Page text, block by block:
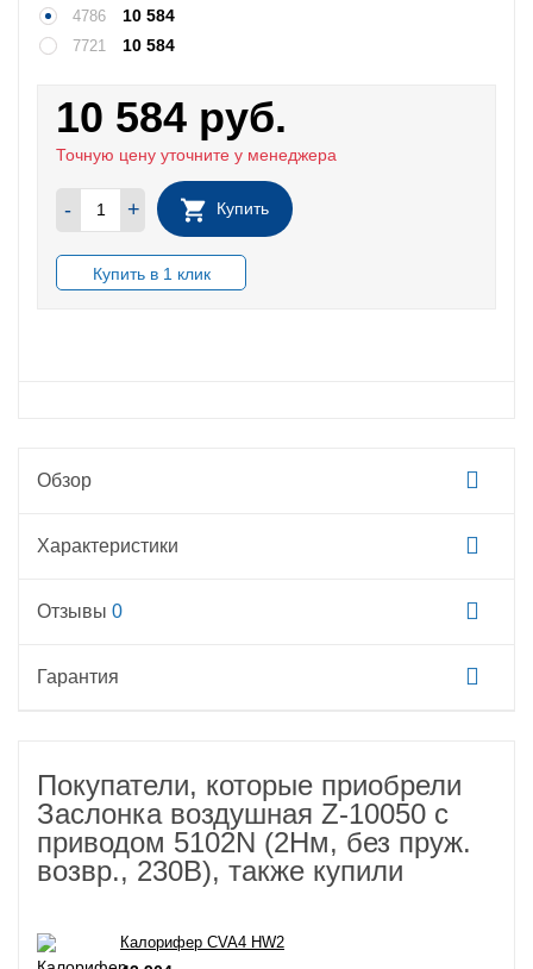
4786 10 584
7721 10 584
10 584 руб.
Точную цену уточните у менеджера
- + Купить
Обзор
Характеристики
Отзывы 0
Гарантия
Покупатели, которые приобрели
Заслонка воздушная Z-10050 с
приводом 5102N (2Нм, без пруж.
возвр., 230В), также купили
Калорифер CVA4 HW2